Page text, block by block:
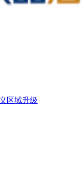
区域升级